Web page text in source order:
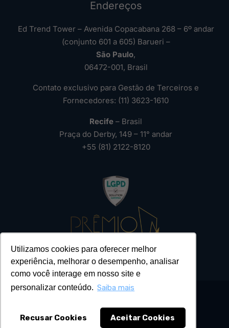
Utilizamos cookies para oferecer melhor
experiência, melhorar o desempenho, analisar
como você interage em nosso site e
personalizar conteúdo. Saiba mais
Recusar Cookies Aceitar Cookies
Endereços
Ed Trend Tower – Avenida Copacabana 268 – 6º andar
(conjunto 601 a 605) Barueri –
São Paulo,
06472-001, Brasil
Contato exclusivo para Gestão de Terceiros e
Fornecedores: (11) 3623-1610
Recife – Brasil
Praça do Derby, 149 – 11° andar
+55 (81) 2122-8120
2026 – Todos os Direitos Reservados ®